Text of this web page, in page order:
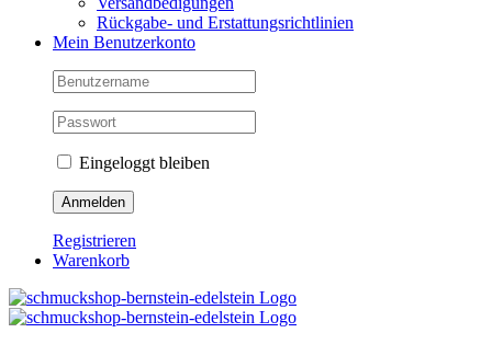
Rückgabe- und Erstattungsrichtlinien
Mein Benutzerkonto
Eingeloggt bleiben
Registrieren
Warenkorb